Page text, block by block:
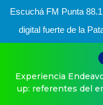
Escuchá FM Punta
digital fuerte de la
Experiencia
up: referentes del